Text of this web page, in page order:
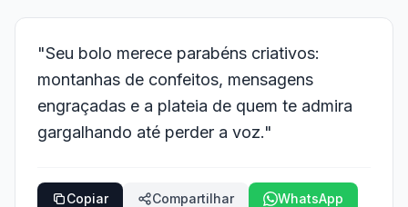
"Seu bolo merece parabéns criativos:
montanhas de confeitos, mensagens
engraçadas e a plateia de quem te admira
gargalhando até perder a voz."
Copiar Compartilhar WhatsApp